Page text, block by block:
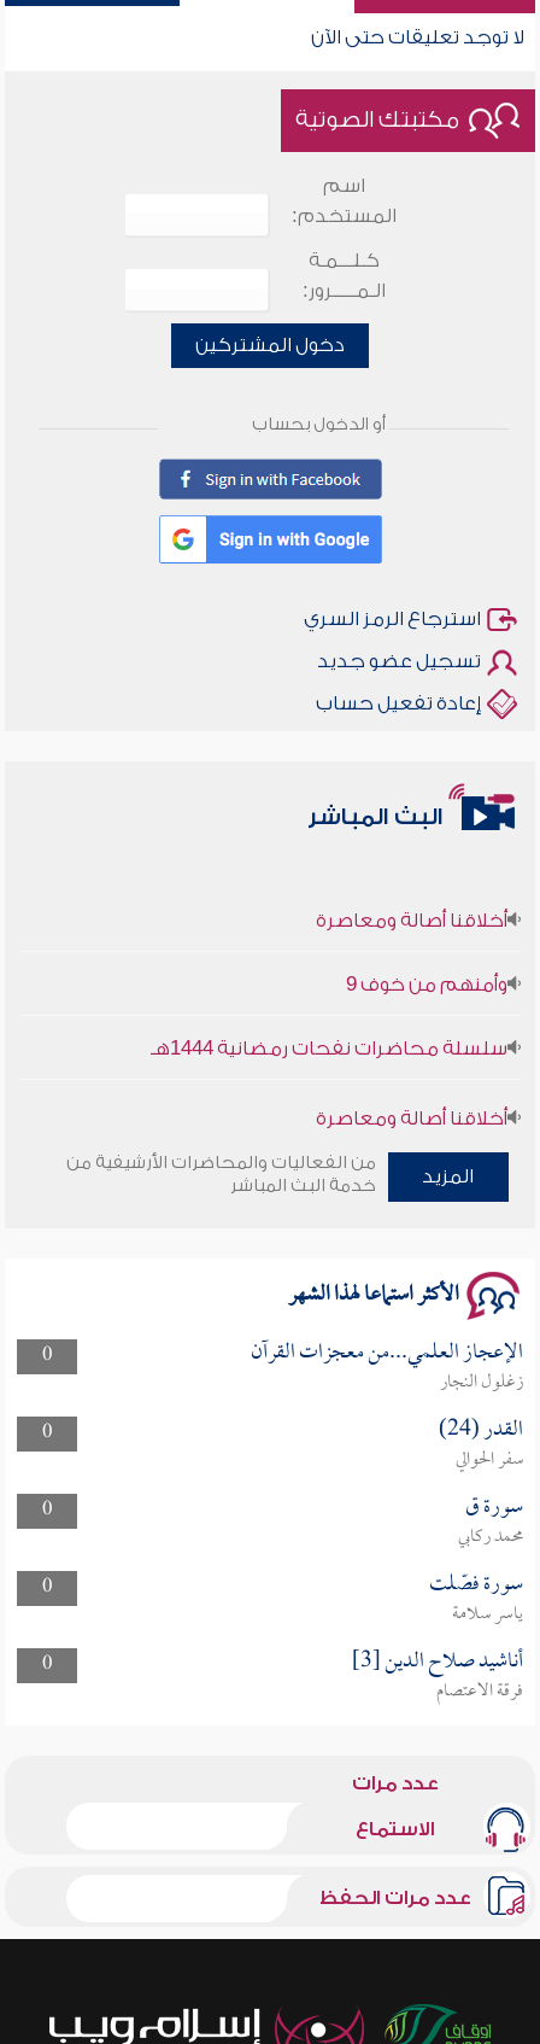
لا توجد تعليقات حتى الآن
مكتبتك الصوتية
اسم
المستخدم:
كـلـــمـة
الـمـــــرور:
دخول المشتركين
أو الدخول بحساب
استرجاع الرمز السري
تسجيل عضو جديد
إعادة تفعيل حساب
البث المباشر
أخلاقنا أصالة ومعاصرة
وأمنهم من خوف 9
سلسلة محاضرات نفحات رمضانية 1444هـ
أخلاقنا أصالة ومعاصرة
وأمنهم من خوف 9
المزيد
من الفعاليات والمحاضرات الأرشيفية من
خدمة البث المباشر
الأكثر استماعا لهذا الشهر
0 الإعجاز العلمي...من معجزات القرآن
زغلول النجار
0
القدر (24)
سفر الحوالي
0
سورة ق
محمد ركابي
0
سورة فصّلت
ياسر سلامة
0
أناشيد صلاح الدين [3]
فرقة الاعتصام
عدد مرات
الاستماع
عدد مرات الحفظ